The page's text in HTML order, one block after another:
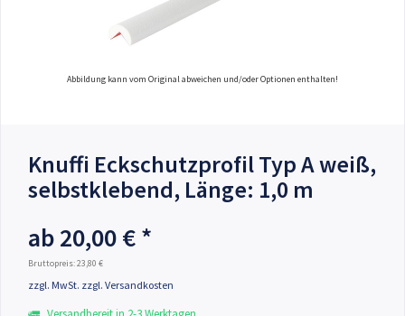
Abbildung kann vom Original abweichen und/oder Optionen enthalten!
Knuffi Eckschutzprofil Typ A weiß,
selbstklebend, Länge: 1,0 m
ab 20,00 € *
Bruttopreis: 23,80 €
zzgl. MwSt. zzgl. Versandkosten